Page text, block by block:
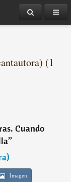
(1
Cuando
”
Imagen